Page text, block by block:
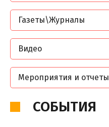
Газеты\Журналы
Видео
Мероприятия и отчеты
СОБЫТИЯ